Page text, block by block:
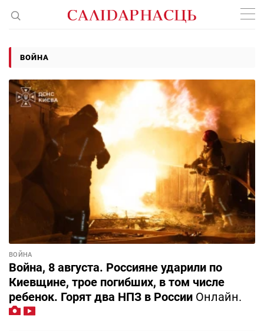
ВОЙНА
ВОЙНА
Война, 8 августа. Россияне ударили по
Киевщине, трое погибших, в том числе
ребенок. Горят два НПЗ в России Онлайн.